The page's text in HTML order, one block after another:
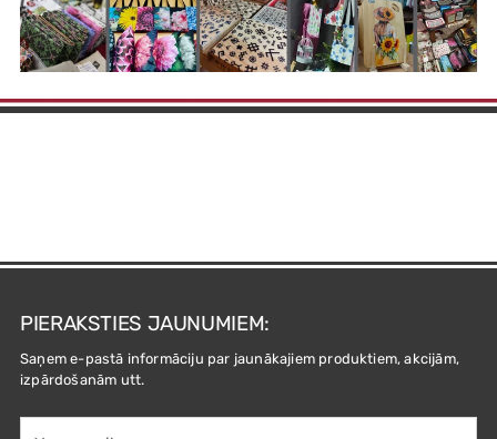
PIERAKSTIES JAUNUMIEM:
Saņem e-pastā informāciju par jaunākajiem produktiem, akcijām,
izpārdošanām utt.